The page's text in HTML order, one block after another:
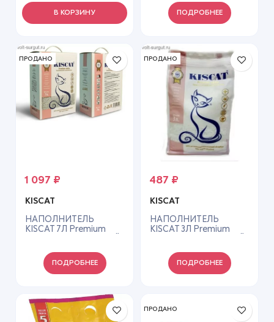
В КОРЗИНУ ПОДРОБНЕЕ
ПРОДАНО
1 097 ₽
KISCAT
НАПОЛНИТЕЛЬ
KISCAT 7Л Premium
ПОДРОБНЕЕ
ПРОДАНО
487 ₽
KISCAT
НАПОЛНИТЕЛЬ
KISCAT 3Л Premium
ПОДРОБНЕЕ
ПРОДАНО